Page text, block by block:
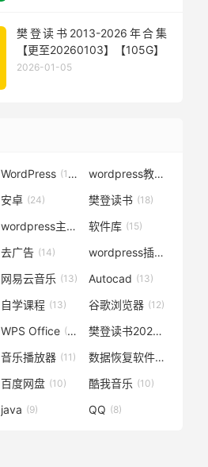
樊登读书2013-2026年合集
【更至20260103】【105G】
2026-01-05
WordPress (119) wordpress教程
安卓 (24) 樊登读书 (18)
wordpress主题 (15)
软件库 (15)
去广告 (14) wordpress插件
网易云音乐 (13) Autocad (13)
自学课程 (13) 谷歌浏览器 (12)
WPS Office (12) 樊登读书2020
音乐播放器 (11) 数据恢复软件(11)
百度网盘 (10) 酷我音乐 (10)
(10)
java (9) QQ (8)